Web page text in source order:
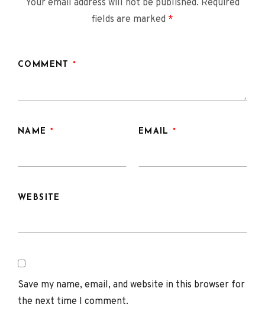
Your email address will not be published. Required
fields are marked *
COMMENT*
NAME * EMAIL*
WEBSITE
Save my name, email, and website in this browser for
the next time I comment.